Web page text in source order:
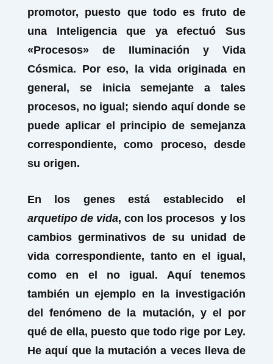
promotor, puesto que todo es fruto de
una Inteligencia que ya efectuó Sus
«Procesos» de Iluminación y Vida
Cósmica. Por eso, la vida originada en
general, se inicia semejante a tales
procesos, no igual; siendo aquí donde se
puede aplicar el principio de semejanza
correspondiente, como proceso, desde
su origen.
En los genes está establecido el
arquetipo de vida, con los procesos y los
cambios germinativos de su unidad de
vida correspondiente, tanto en el igual,
como en el no igual. Aquí tenemos
también un ejemplo en la investigación
del fenómeno de la mutación, y el por
qué de ella, puesto que todo rige por Ley.
He aquí que la mutación a veces lleva de